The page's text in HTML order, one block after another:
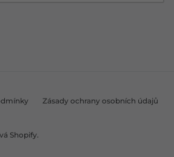
Zásady ochrany osobních údajů
Shopify.